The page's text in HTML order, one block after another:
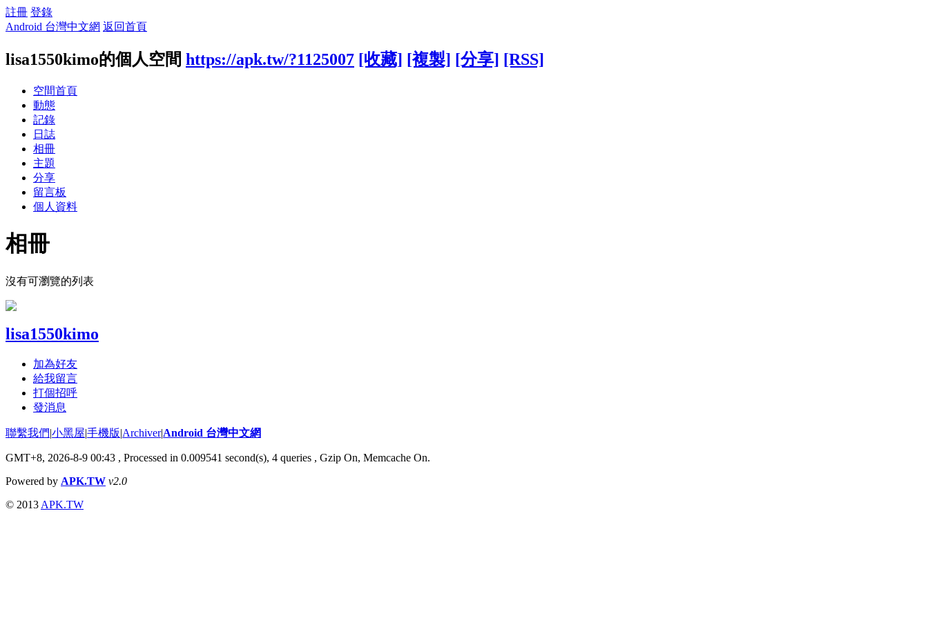
註冊 登錄
Android 台灣中文網 返回首頁
lisa1550kimo的個人空間 https://apk.tw/?1125007 [收藏] [複製] [分享] [RSS]
空間首頁
動態
記錄
日誌
相冊
主題
分享
留言板
個人資料
相冊
沒有可瀏覽的列表
lisa1550kimo
加為好友
給我留言
打個招呼
發消息
聯繫我們|小黑屋|手機版|Archiver|Android 台灣中文網
GMT+8, 2026-8-9 00:43 , Processed in 0.009541 second(s), 4 queries , Gzip On, Memcache On.
Powered by APK.TW v2.0
© 2013 APK.TW